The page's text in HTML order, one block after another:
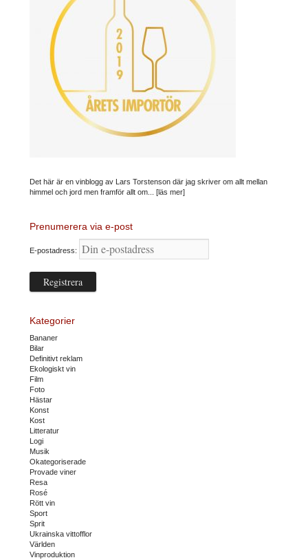
Det här är en vinblogg av Lars Torstenson där jag skriver om allt mellan
himmel och jord men framför allt om... [läs mer]
Prenumerera via e-post
E-postadress:
Kategorier
Bananer
Bilar
Definitivt reklam
Ekologiskt vin
Film
Foto
Hästar
Konst
Kost
Litteratur
Logi
Musik
Okategoriserade
Provade viner
Resa
Rosé
Rött vin
Sport
Sprit
Ukrainska vittofflor
Världen
Vinproduktion